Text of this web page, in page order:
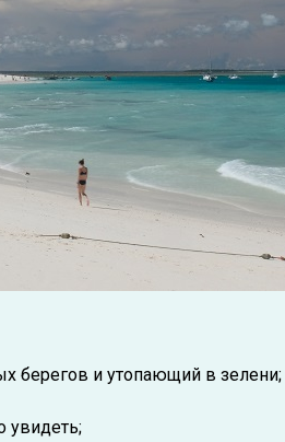
берегов и утопающий в зелени;
увидеть;